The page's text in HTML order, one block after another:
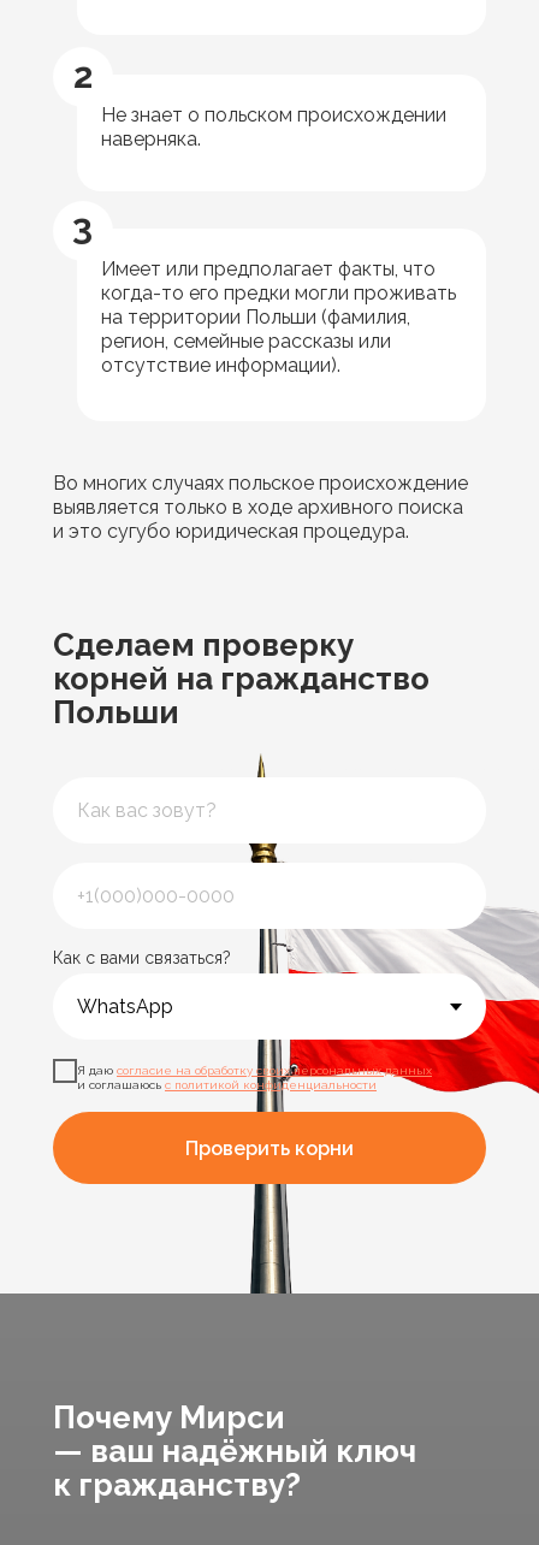
Не знает о польском происхождении
наверняка.
2
Имеет или предполагает факты, что
когда-то его предки могли проживать
на территории Польши (фамилия,
регион, семейные рассказы или
отсутствие информации).
3
Во многих случаях польское происхождение
выявляется только в ходе архивного поиска
и это сугубо юридическая процедура.
Сделаем проверку
корней на гражданство
Польши
Как с вами связаться?
Я даю согласие на обработку своих персональных данных
и соглашаюсь с политикой конфиденциальности
Проверить корни
Почему Мирси
— ваш надёжный ключ
к гражданству?